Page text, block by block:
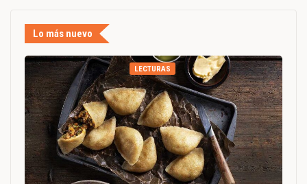
Lo más nuevo
LECTURAS